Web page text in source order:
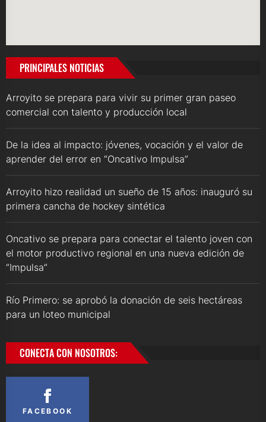
PRINCIPALES NOTICIAS
Arroyito se prepara para vivir su primer gran paseo
comercial con talento y producción local
De la idea al impacto: jóvenes, vocación y el valor de
aprender del error en “Oncativo Impulsa”
Arroyito hizo realidad un sueño de 15 años: inauguró su
primera cancha de hockey sintética
Oncativo se prepara para conectar el talento joven con
el motor productivo regional en una nueva edición de
“Impulsa”
Río Primero: se aprobó la donación de seis hectáreas
para un loteo municipal
CONECTA CON NOSOTROS:
FACEBOOK